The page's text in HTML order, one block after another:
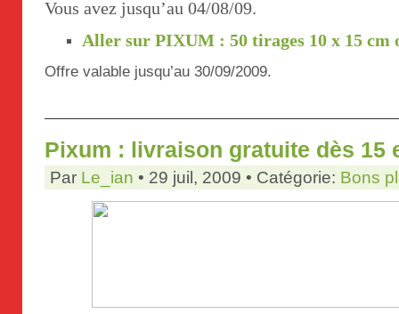
Vous avez jusqu’au 04/08/09.
Aller sur PIXUM : 50 tirages 10 x 15 cm
Offre valable jusqu’au 30/09/2009.
Pixum : livraison gratuite dès 15
Par Le_ian • 29 juil, 2009 • Catégorie: Bons